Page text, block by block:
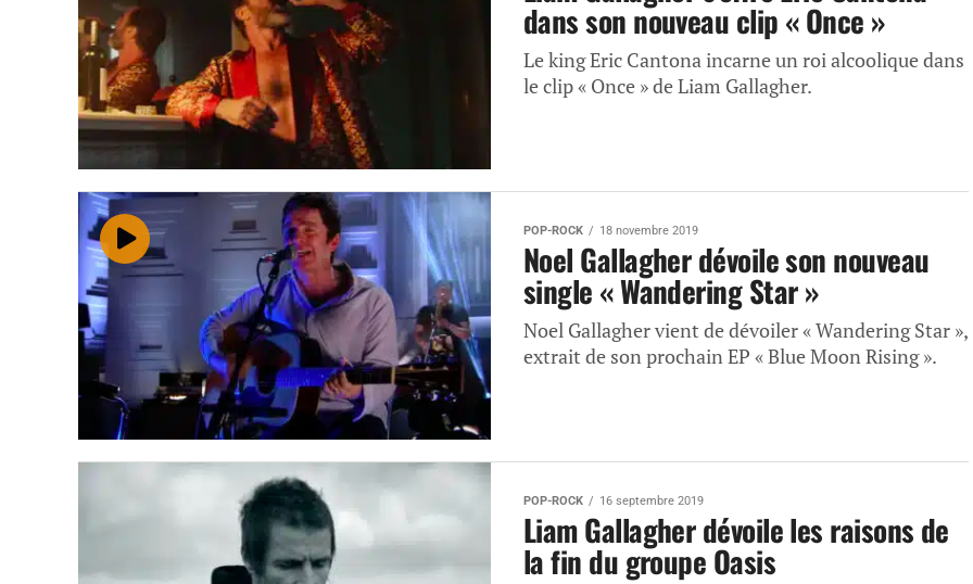
dans son nouveau clip « Once »
Le king Eric Cantona incarne un roi alcoolique dans
le clip « Once » de Liam Gallagher.
POP-ROCK 18 novembre 2019
Noel Gallagher dévoile son nouveau
single « Wandering Star »
Noel Gallagher vient de dévoiler « Wandering Star »,
extrait de son prochain EP « Blue Moon Rising ».
POP-ROCK 16 septembre 2019
Liam Gallagher dévoile les raisons de
la fin du groupe Oasis